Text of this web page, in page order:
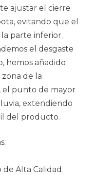
ajustar el cierre
evitando que el
parte inferior.
el desgaste
hemos añadido
de la
el punto de mayor
extendiendo
del producto.
de Alta Calidad